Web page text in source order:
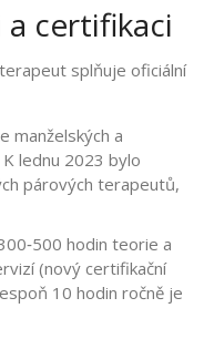
a certifikaci
splňuje oficiální
manželských a
K lednu 2023 bylo
párových terapeutů,
hodin teorie a
(nový certifikační
10 hodin ročně je